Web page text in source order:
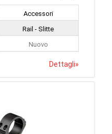
Accessori
Rail - Slitte
Nuovo
Dettagli»